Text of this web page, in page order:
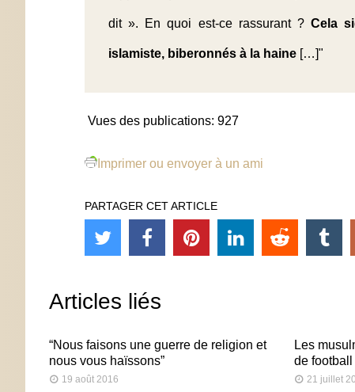
dit ». En quoi est-ce rassurant ? Cela
islamiste, biberonnés à la haine […]"
Vues des publications: 927
Imprimer ou envoyer à un ami
PARTAGER CET ARTICLE
Articles liés
“Nous faisons une guerre de religion et
nous vous haïssons”
19 août 2016
Les
de football
21 juillet